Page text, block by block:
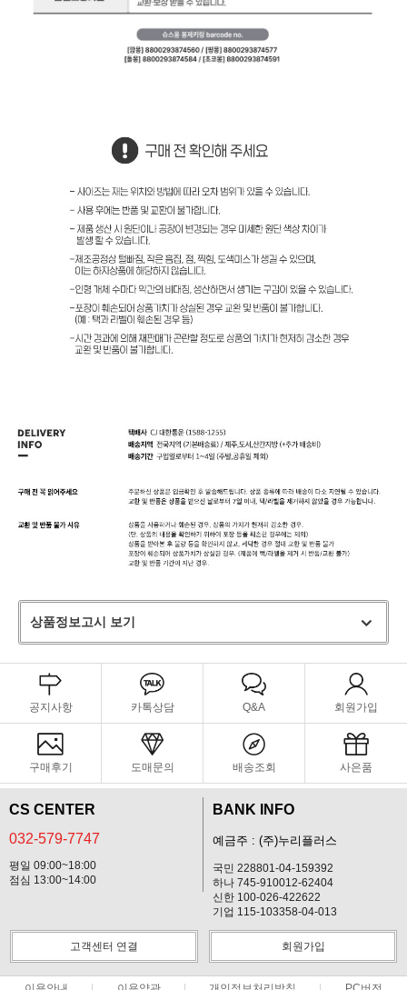
상품정보고시 보기
공지사항 카톡상담 Q&A 회원가입
구매후기 도매문의 배송조회 사은품
CS CENTER
032-579-7747
평일 09:00~18:00
점심 13:00~14:00
BANK INFO
예금주 : (주)누리플러스
국민 228801-04-159392
하나 745-910012-62404
신한 100-026-422622
기업 115-103358-04-013
고객센터 연결 회원가입